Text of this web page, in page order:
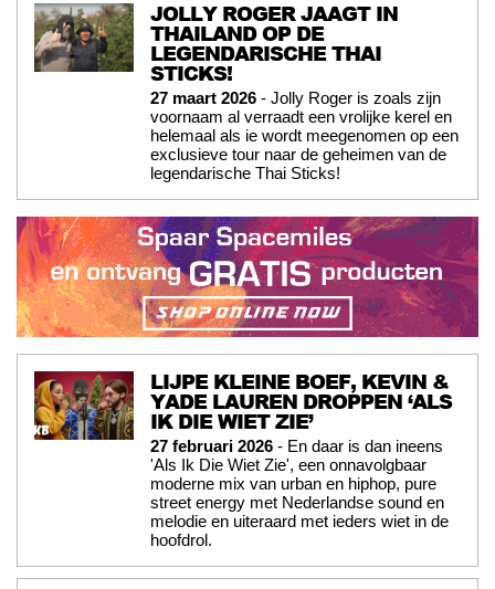
JOLLY ROGER JAAGT IN
THAILAND OP DE
LEGENDARISCHE THAI
STICKS!
27 maart 2026 - Jolly Roger is zoals zijn
voornaam al verraadt een vrolijke kerel en
helemaal als ie wordt meegenomen op een
exclusieve tour naar de geheimen van de
legendarische Thai Sticks!
LIJPE KLEINE BOEF, KEVIN &
YADE LAUREN DROPPEN ‘ALS
IK DIE WIET ZIE’
27 februari 2026 - En daar is dan ineens
'Als Ik Die Wiet Zie', een onnavolgbaar
moderne mix van urban en hiphop, pure
street energy met Nederlandse sound en
melodie en uiteraard met ieders wiet in de
hoofdrol.